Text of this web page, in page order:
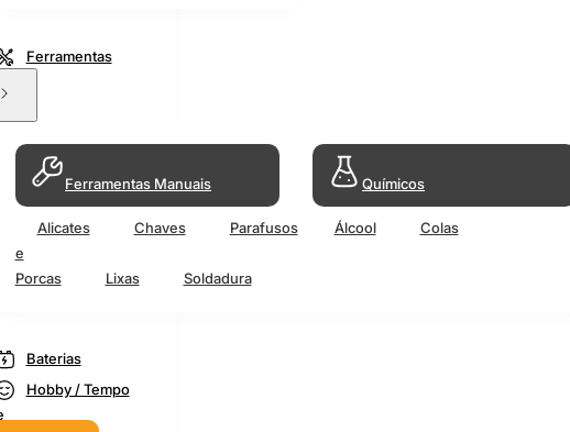
Ferramentas
Ferramentas Manuais
Alicates Chaves
Parafusos
e
Porcas
Lixas Soldadura
Químicos
Álcool Colas
Baterias
Hobby / Tempo